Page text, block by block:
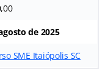
de 2025
SME Itaiópolis SC